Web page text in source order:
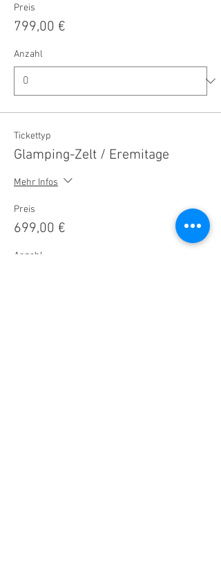
Preis
799,00 €
Anzahl
Tickettyp
Glamping-Zelt / Eremitage
Mehr Infos
Preis
699,00 €
Anzahl